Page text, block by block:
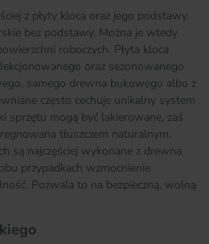
z płyty kloca oraz jego podstawy.
bez podstawy. Można je wtedy
roboczych. Płyta kloca
oraz sezonowanego
samego drewna bukowego albo z
często cechuje unikalny system
sprzętu mogą być lakierowane, zaś
tłuszczem naturalnym.
są najczęściej wykonane z drewna
przypadkach wzmocnienie
Pozwala to na bezpieczną, wolną